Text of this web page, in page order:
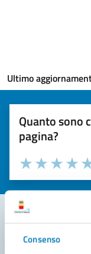
Consenso
Ultimo
Quanto sono
pagina?
Valuta la chiarezza
Seleziona il
Valuta 3
Valuta 2
Valuta 1 stelle su
Contatta il